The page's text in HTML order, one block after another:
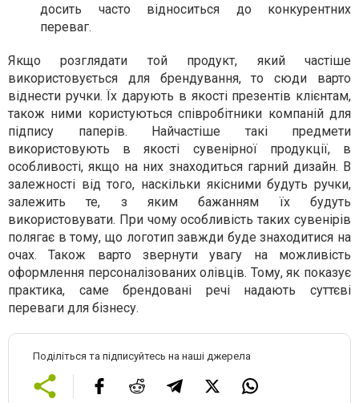
досить часто відноситься до конкурентних
переваг.
Якщо розглядати той продукт, який частіше
використовується для брендування, то сюди варто
віднести ручки. Їх дарують в якості презентів клієнтам,
також ними користуються співробітники компаній для
підпису паперів. Найчастіше такі предмети
використовують в якості сувенірної продукції, в
особливості, якщо на них знаходиться гарний дизайн. В
залежності від того, наскільки якісними будуть ручки,
залежить те, з яким бажанням їх будуть
використовувати. При чому особливість таких сувенірів
полягає в тому, що логотип завжди буде знаходитися на
очах. Також варто звернути увагу на можливість
оформлення персоналізованих олівців. Тому, як показує
практика, саме брендовані речі надають суттєві
переваги для бізнесу.
Поділіться та підписуйтесь на наші джерела